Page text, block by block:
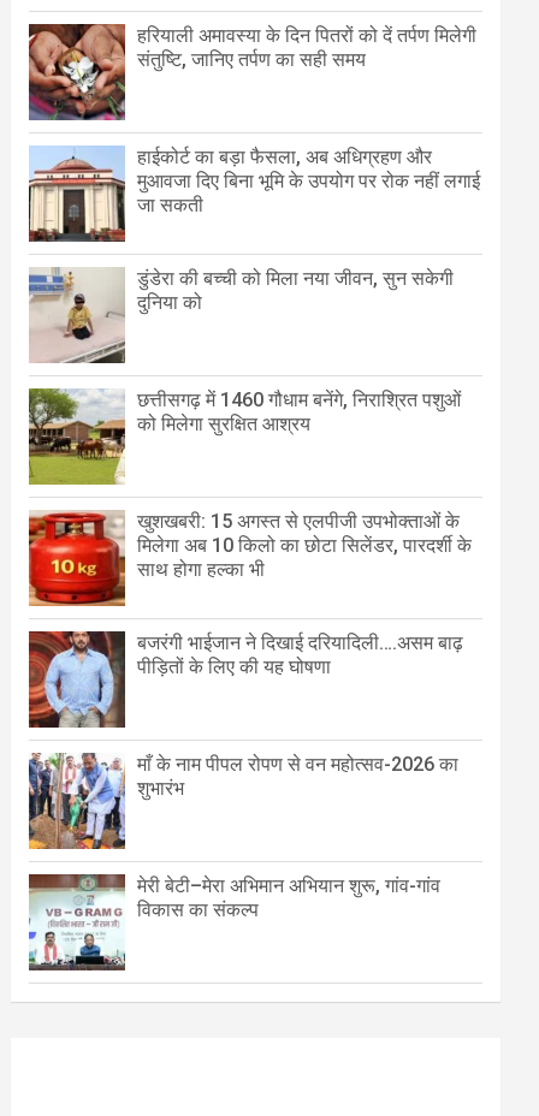
हरियाली अमावस्या के दिन पितरों को दें तर्पण मिलेगी
संतुष्टि, जानिए तर्पण का सही समय
हाईकोर्ट का बड़ा फैसला, अब अधिग्रहण और
मुआवजा दिए बिना भूमि के उपयोग पर रोक नहीं लगाई
जा सकती
डुंडेरा की बच्ची को मिला नया जीवन, सुन सकेगी
दुनिया को
छत्तीसगढ़ में 1460 गौधाम बनेंगे, निराश्रित पशुओं
को मिलेगा सुरक्षित आश्रय
खुशखबरी: 15 अगस्त से एलपीजी उपभोक्ताओं के
मिलेगा अब 10 किलो का छोटा सिलेंडर, पारदर्शी के
साथ होगा हल्का भी
बजरंगी भाईजान ने दिखाई दरियादिली….असम बाढ़
पीड़ितों के लिए की यह घोषणा
माँ के नाम पीपल रोपण से वन महोत्सव-2026 का
शुभारंभ
मेरी बेटी–मेरा अभिमान अभियान शुरू, गांव-गांव
विकास का संकल्प